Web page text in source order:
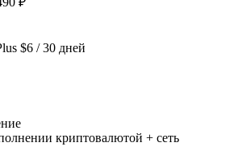
$6 / 30 дней
криптовалютой + сеть